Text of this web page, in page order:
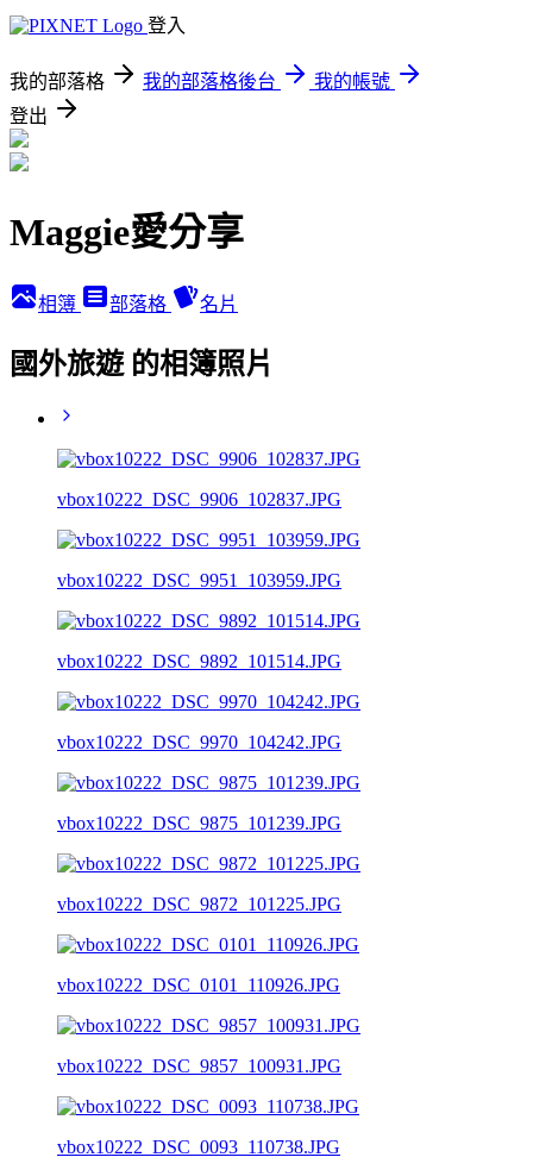
登入
我的部落格 我的部落格後台
我的帳號
登出
Maggie愛分享
相簿 部落格 名片
國外旅遊 的相簿照片
vbox10222_DSC_9906_102837.JPG
vbox10222_DSC_9951_103959.JPG
vbox10222_DSC_9892_101514.JPG
vbox10222_DSC_9970_104242.JPG
vbox10222_DSC_9875_101239.JPG
vbox10222_DSC_9872_101225.JPG
vbox10222_DSC_0101_110926.JPG
vbox10222_DSC_9857_100931.JPG
vbox10222_DSC_0093_110738.JPG